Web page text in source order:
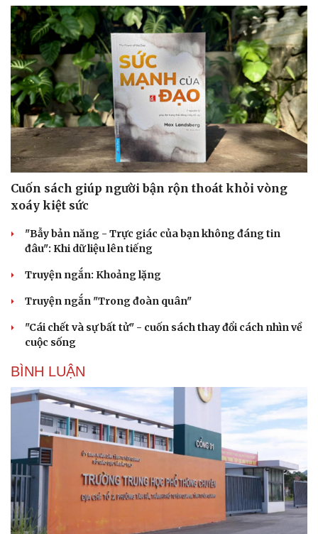
Văn hóa
Sân khấu - Điện ảnh
Văn học
Âm nhạc
Di sản
Giải trí
Nghệ sĩ
Thời trang
Sao Việt
Cuốn sách giúp người bận rộn thoát khỏi vòng
xoáy kiệt sức
"Bẫy bản năng - Trực giác của bạn không đáng tin
đâu": Khi dữ liệu lên tiếng
Truyện ngắn: Khoảng lặng
Truyện ngắn "Trong đoàn quân"
"Cái chết và sự bất tử" - cuốn sách thay đổi cách nhìn về
cuộc sống
BÌNH LUẬN